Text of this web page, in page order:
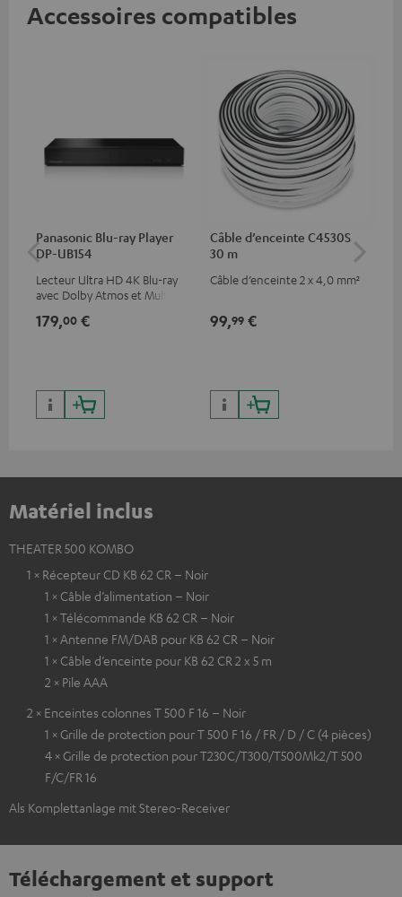
Accessoires compatibles
Panasonic Blu-ray Player
DP-UB154
Lecteur Ultra HD 4K Blu-ray
avec Dolby Atmos et Multi
qualité d’image incroyable et
179,00 €
Câble d’enceinte C4530S
30 m
Câble d’enceinte 2 x 4,0 mm²
99,99 €
Matériel inclus
THEATER 500 KOMBO
1 × Récepteur CD KB 62 CR – Noir
1 × Câble d’alimentation – Noir
1 × Télécommande KB 62 CR – Noir
1 × Antenne FM/DAB pour KB 62 CR – Noir
1 × Câble d’enceinte pour KB 62 CR 2 x 5 m
2 × Pile AAA
2 × Enceintes colonnes T 500 F 16 – Noir
1 × Grille de protection pour T 500 F 16 / FR / D / C (4 pièces)
4 × Grille de protection pour T230C/T300/T500Mk2/T 500
F/C/FR 16
Als Komplettanlage mit Stereo-Receiver
Téléchargement et support